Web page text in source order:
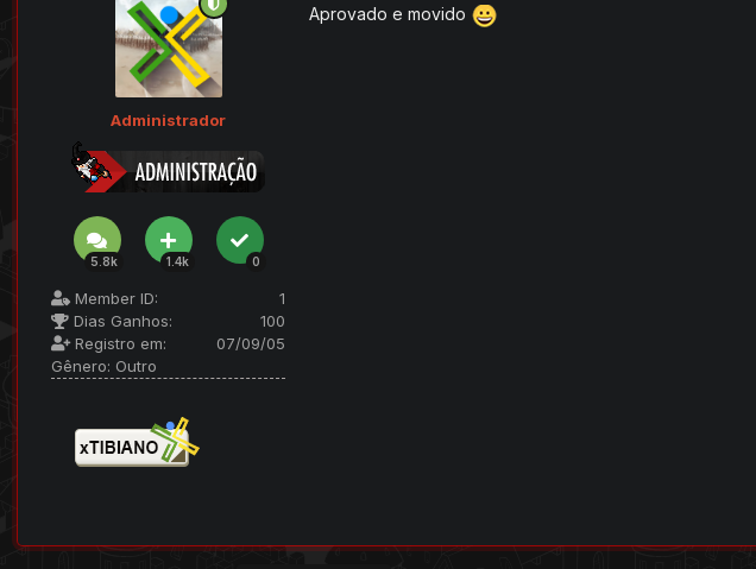
Administrador
5.8k 1.4k 0
Member ID:
1
Dias Ganhos:
100
Registro em:
07/09/05
Gênero: Outro
Aprovado e movido